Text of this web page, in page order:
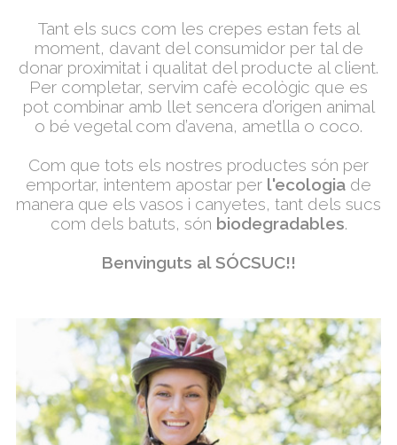
Tant els sucs com les crepes estan fets al
moment, davant del consumidor per tal de
donar proximitat i qualitat del producte al client.
Per completar, servim cafè ecològic que es
pot combinar amb llet sencera d’origen animal
o bé vegetal com d’avena, ametlla o coco.
Com que tots els nostres productes són per
emportar, intentem apostar per l'ecologia de
manera que els vasos i canyetes, tant dels sucs
com dels batuts, són biodegradables.
Benvinguts al SÓCSUC!!